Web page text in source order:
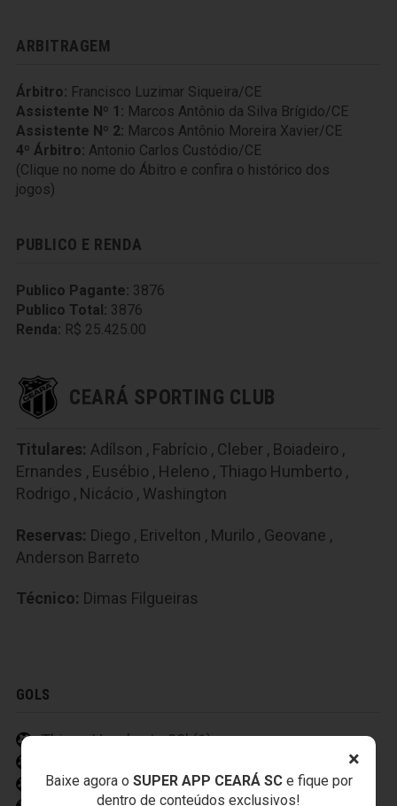
×
Baixe agora o SUPER APP CEARÁ SCe fique por
dentro de conteúdos exclusivos!
ARBITRAGEM
Árbitro: Francisco Luzimar Siqueira/CE
Assistente Nº 1: Marcos Antônio da Silva Brígido/CE
Assistente Nº 2: Marcos Antônio Moreira Xavier/CE
4º Árbitro: Antonio Carlos Custódio/CE
(Clique no nome do Ábitro e confira o histórico dos
jogos)
PUBLICO E RENDA
Publico Pagante: 3876
Publico Total: 3876
Renda: R$ 25.425.00
CEARÁ SPORTING CLUB
Titulares: Adílson , Fabrício , Cleber , Boiadeiro ,
Ernandes , Eusébio , Heleno , Thiago Humberto ,
Rodrigo , Nicácio , Washington
Reservas: Diego , Erivelton , Murilo , Geovane ,
Anderson Barreto
Técnico: Dimas Filgueiras
GOLS
Thiago Humberto 28' (1)
Nicácio 3' (2)